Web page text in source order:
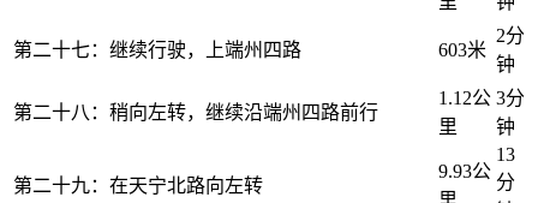
第二十七：继续行驶，上端州四路 603米
2分
钟
第二十八：稍向左转，继续沿端州四路前行
1.12公
里
3分
钟
第二十九：在天宁北路向左转
9.93公
13
分